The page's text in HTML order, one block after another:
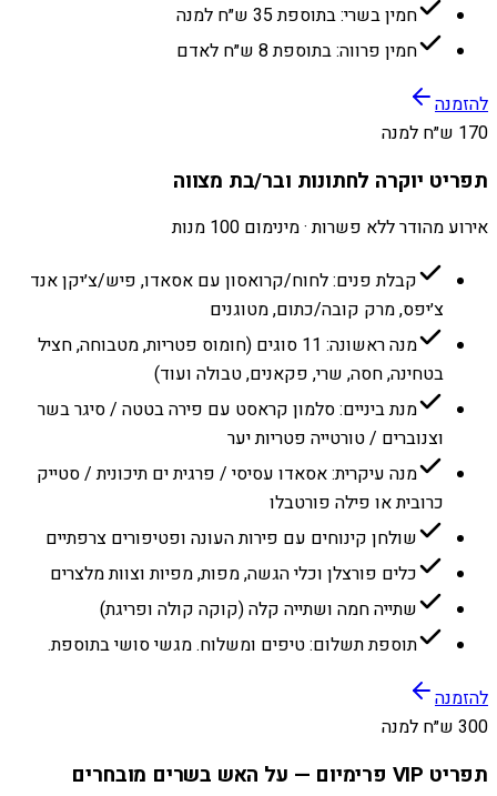
חמין בשרי: בתוספת 35 ש״ח למנה
חמין פרווה: בתוספת 8 ש״ח לאדם
להזמנה
170 ש״ח למנה
תפריט יוקרה לחתונות ובר/בת מצווה
אירוע מהודר ללא פשרות · מינימום 100 מנות
קבלת פנים: לחוח/קרואסון עם אסאדו, פיש/צ׳יקן אנד
צ׳יפס, מרק קובה/כתום, מטוגנים
מנה ראשונה: 11 סוגים (חומוס פטריות, מטבוחה, חציל
בטחינה, חסה, שרי, פקאנים, טבולה ועוד)
מנת ביניים: סלמון קראסט עם פירה בטטה / סיגר בשר
וצנוברים / טורטייה פטריות יער
מנה עיקרית: אסאדו עסיסי / פרגית ים תיכונית / סטייק
כרובית או פילה פורטבלו
שולחן קינוחים עם פירות העונה ופטיפורים צרפתיים
כלים פורצלן וכלי הגשה, מפות, מפיות וצוות מלצרים
שתייה חמה ושתייה קלה (קוקה קולה ופריגת)
תוספת תשלום: טיפים ומשלוח. מגשי סושי בתוספת.
להזמנה
300 ש״ח למנה
תפריט VIP פרימיום — על האש בשרים מובחרים